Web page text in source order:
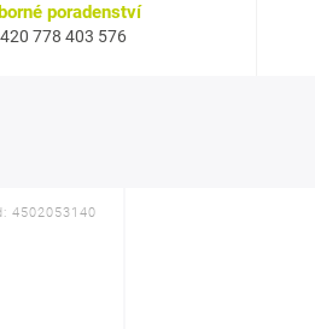
poradenství
778 403 576
4502053140